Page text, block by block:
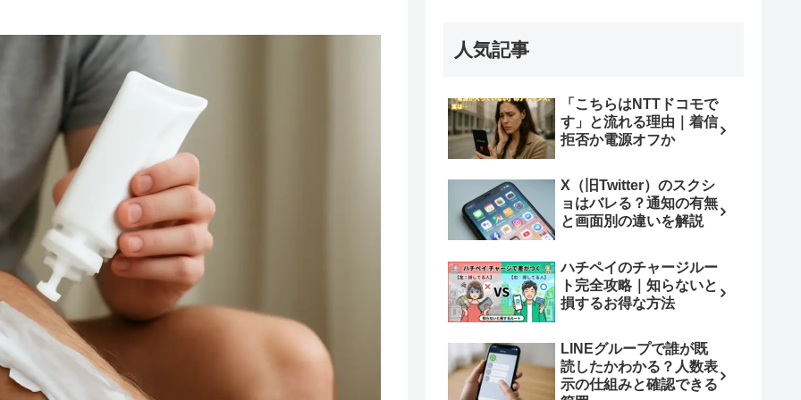
人気記事
「こちらはNTTドコモで
す」と流れる理由｜着信
拒否か電源オフか
X（旧Twitter）のスクシ
ョはバレる？通知の有無
と画面別の違いを解説
ハチペイのチャージルー
ト完全攻略｜知らないと
損するお得な方法
LINEグループで誰が既
読したかわかる？人数表
示の仕組みと確認できる